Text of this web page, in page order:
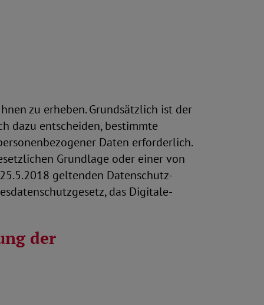
zu erheben. Grundsätzlich ist der
dazu entscheiden, bestimmte
Daten erforderlich.
Grundlage oder einer von
geltenden Datenschutz-
das Digitale-
der